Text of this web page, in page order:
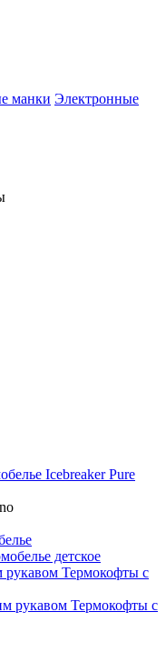
манки Электронные
Icebreaker Pure
детское
Термокофты с
Термокофты с